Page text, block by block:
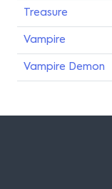
Treasure
Vampire
Vampire Demon